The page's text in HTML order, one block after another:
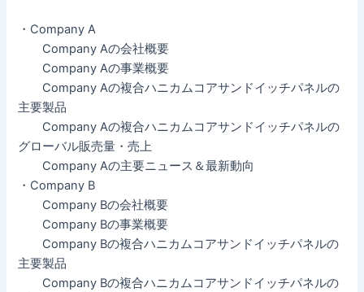
・Company A
Company Aの会社概要
Company Aの事業概要
Company Aの複合ハニカムコアサンドイッチパネルの
主要製品
Company Aの複合ハニカムコアサンドイッチパネルの
グローバル販売量・売上
Company Aの主要ニュース＆最新動向
・Company B
Company Bの会社概要
Company Bの事業概要
Company Bの複合ハニカムコアサンドイッチパネルの
主要製品
Company Bの複合ハニカムコアサンドイッチパネルの